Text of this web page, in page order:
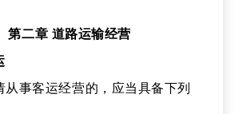
第二章 道路运输经营
从事客运经营的，应当具备下列